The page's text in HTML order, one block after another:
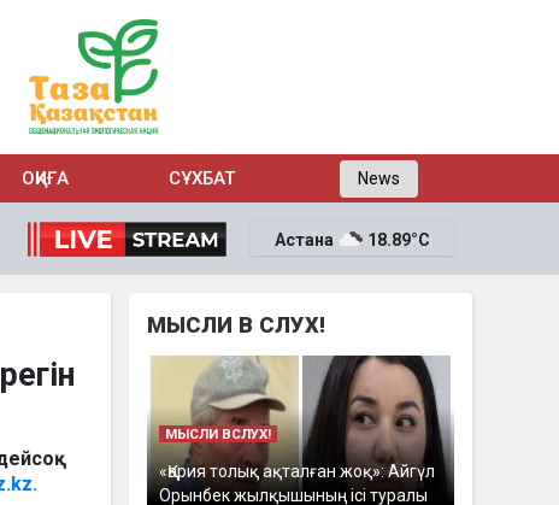
ОҚИҒА СҰХБАТ News
Астана 18.89°C
МЫСЛИ В СЛУХ!
МЫСЛИ ВСЛУХ!
«Қария толық ақталған жоқ»: Айгүл
Орынбек жылқышының ісі туралы